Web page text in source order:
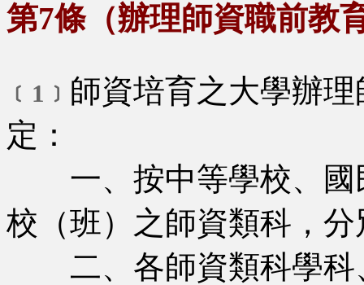
第7條（辦理師資職前教
﹝1﹞ 師資培育之大學辦
定：
一、按中等學校、國
校（班）之師資類科，
二、各師資類科學科